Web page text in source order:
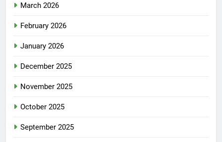
March 2026
February 2026
January 2026
December 2025
November 2025
October 2025
September 2025